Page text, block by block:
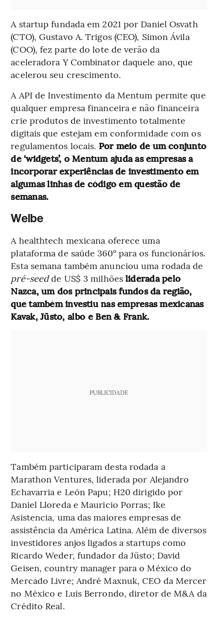
A startup fundada em 2021 por Daniel Osvath
(CTO), Gustavo A. Trigos (CEO), Simon Ávila
(COO), fez parte do lote de verão da
aceleradora Y Combinator daquele ano, que
acelerou seu crescimento.
A API de Investimento da Mentum permite que
qualquer empresa financeira e não financeira
crie produtos de investimento totalmente
digitais que estejam em conformidade com os
regulamentos locais. Por meio de um conjunto
de ‘widgets’, o Mentum ajuda as empresas a
incorporar experiências de investimento em
algumas linhas de código em questão de
semanas.
Welbe
A healthtech mexicana oferece uma
plataforma de saúde 360° para os funcionários.
Esta semana também anunciou uma rodada de
pré-seedde US$ 3 milhõesliderada pelo
Nazca, um dos principais fundos da região,
que também investiu nas empresas mexicanas
Kavak, Jüsto, albo e Ben & Frank.
PUBLICIDADE
Também participaram desta rodada a
Marathon Ventures, liderada por Alejandro
Echavarria e León Papu; H20 dirigido por
Daniel Lloreda e Mauricio Porras; Ike
Asistencia, uma das maiores empresas de
assistência da América Latina. Além de diversos
investidores anjos ligados a startups como
Ricardo Weder, fundador da Jüsto; David
Geisen, country manager para o México do
Mercado Livre; André Maxnuk, CEO da Mercer
no México e Luis Berrondo, diretor de M&A da
Crédito Real.